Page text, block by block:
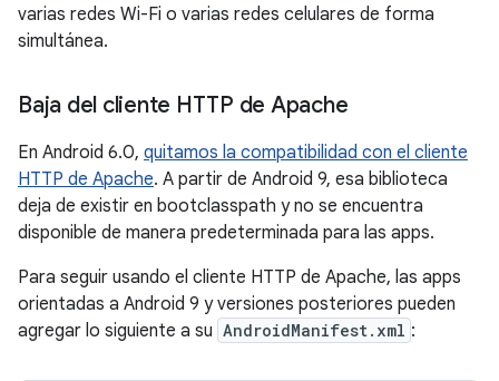
varias redes Wi-Fi o varias redes celulares de forma
simultánea.
Baja del cliente HTTP de Apache
En Android 6.0, quitamos la compatibilidad con el cliente
HTTP de Apache. A partir de Android 9, esa biblioteca
deja de existir en bootclasspath y no se encuentra
disponible de manera predeterminada para las apps.
Para seguir usando el cliente HTTP de Apache, las apps
orientadas a Android 9 y versiones posteriores pueden
agregar lo siguiente a su AndroidManifest.xml :